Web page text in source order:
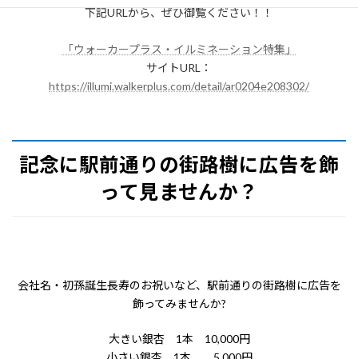
下記URLから、ぜひ御覧ください！！
「ウォーカープラス・イルミネーション特集」
サイトURL：
https://illumi.walkerplus.com/detail/ar0204e208302/
記念に駅前通りの街路樹に広告を飾
って見ませんか？
会社名・初孫誕生長寿のお祝いなど、駅前通りの街路樹に広告を
飾ってみませんか?
大きい銀杏 1本 10,000円